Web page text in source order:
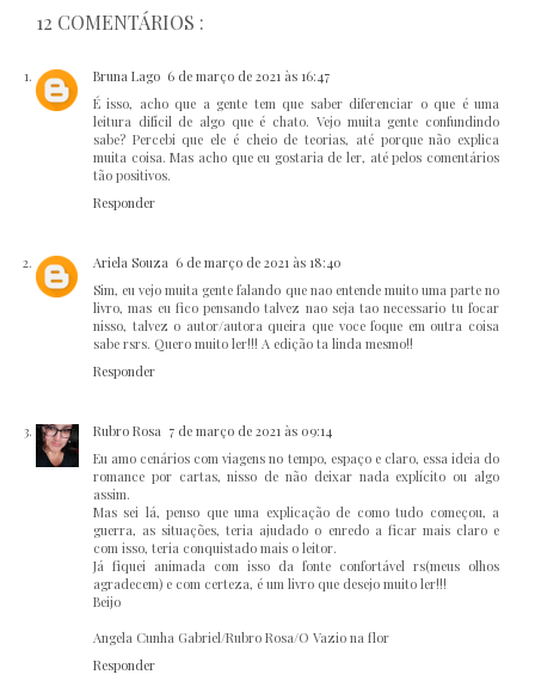
12 COMENTÁRIOS :
Bruna Lago 6 de março de 2021 às 16:47
É isso, acho que a gente tem que saber diferenciar o que é uma
leitura difícil de algo que é chato. Vejo muita gente confundindo
sabe? Percebi que ele é cheio de teorias, até porque não explica
muita coisa. Mas acho que eu gostaria de ler, até pelos comentários
tão positivos.
Responder
Ariela Souza 6 de março de 2021 às 18:40
Sim, eu vejo muita gente falando que nao entende muito uma parte no
livro, mas eu fico pensando talvez nao seja tao necessario tu focar
nisso, talvez o autor/autora queira que voce foque em outra coisa
sabe rsrs. Quero muito ler!!! A edição ta linda mesmo!!
Responder
Rubro Rosa 7 de março de 2021 às 09:14
Eu amo cenários com viagens no tempo, espaço e claro, essa ideia do
romance por cartas, nisso de não deixar nada explícito ou algo
assim.
Mas sei lá, penso que uma explicação de como tudo começou, a
guerra, as situações, teria ajudado o enredo a ficar mais claro e
com isso, teria conquistado mais o leitor.
Já fiquei animada com isso da fonte confortável rs(meus olhos
agradecem) e com certeza, é um livro que desejo muito ler!!!
Beijo
Angela Cunha Gabriel/Rubro Rosa/O Vazio na flor
Responder